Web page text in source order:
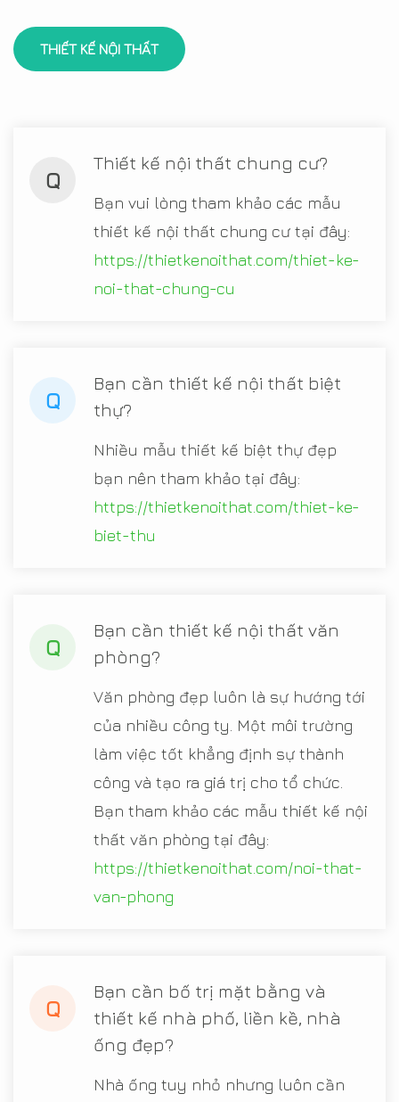
THIẾT KẾ NỘI THẤT
Q
Thiết kế nội thất chung cư?
Bạn vui lòng tham khảo các mẫu
thiết kế nội thất chung cư tại đây:
https://thietkenoithat.com/thiet-ke-
noi-that-chung-cu
Q
Bạn cần thiết kế nội thất biệt
thự?
Nhiều mẫu thiết kế biệt thự đẹp
bạn nên tham khảo tại đây:
https://thietkenoithat.com/thiet-ke-
biet-thu
Q
Bạn cần thiết kế nội thất văn
phòng?
Văn phòng đẹp luôn là sự hướng tới
của nhiều công ty. Một môi trường
làm việc tốt khẳng định sự thành
công và tạo ra giá trị cho tổ chức.
Bạn tham khảo các mẫu thiết kế nội
thất văn phòng tại đây:
https://thietkenoithat.com/noi-that-
van-phong
Q
Bạn cần bố trị mặt bằng và
thiết kế nhà phố, liền kề, nhà
ống đẹp?
Nhà ống tuy nhỏ nhưng luôn cần